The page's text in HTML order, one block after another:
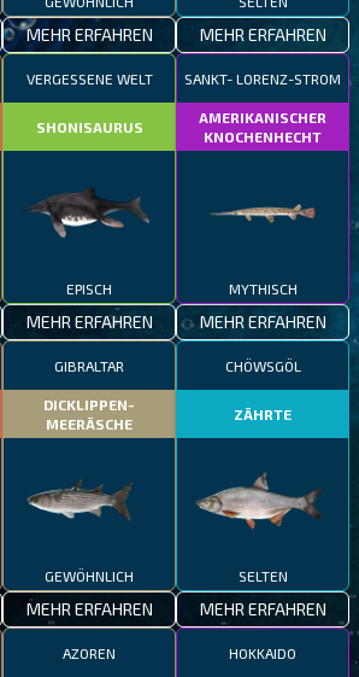
MEHR ERFAHREN MEHR ERFAHREN
VERGESSENE WELT
SHONISAURUS
EPISCH
MEHR ERFAHREN
SANKT- LORENZ-STROM
AMERIKANISCHER
KNOCHENHECHT
MYTHISCH
MEHR ERFAHREN
GIBRALTAR
DICKLIPPEN-
MEERÄSCHE
GEWÖHNLICH
MEHR ERFAHREN
CHÖWSGÖL
ZÄHRTE
SELTEN
MEHR ERFAHREN
AZOREN HOKKAIDO